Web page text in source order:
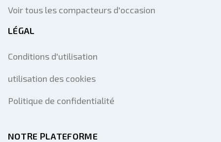
Voir tous les compacteurs d'occasion
LÉGAL
Conditions d'utilisation
utilisation des cookies
Politique de confidentialité
NOTRE PLATEFORME